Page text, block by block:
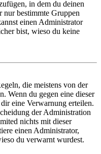
in dem du deinen
nur bestimmte Gruppen
einen Administrator
bist, wieso du keine
die meistens von der
Wenn du gegen eine dieser
eine Verwarnung erteilen.
der Administration
nichts mit dieser
einen Administrator,
du verwarnt wurdest.